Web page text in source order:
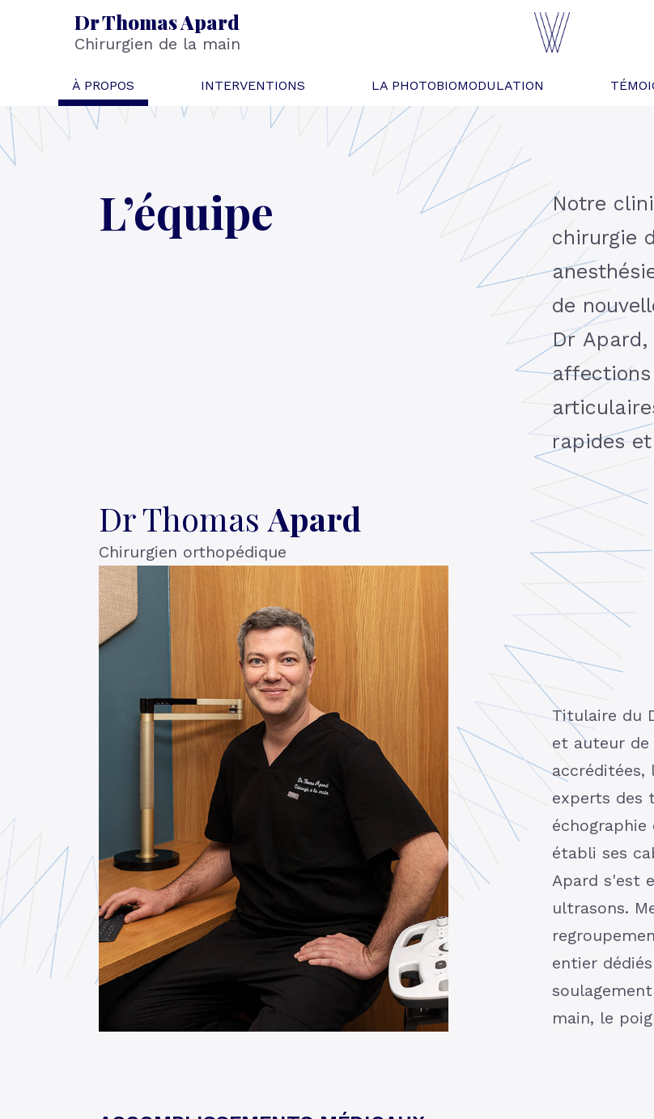
Dr Thomas Apard
Chirurgien de la main
À PROPOS INTERVENTIONS LA PHOTOBIOMODULATION
L’équipe
Notre
chirurgie
de
Dr
affections
rapides
Dr Thomas Apard
Chirurgien orthopédique
Titulaire du
et auteur
accréditées,
experts des
échographie
établi ses
Apard s'est
ultrasons.
entier
main, le